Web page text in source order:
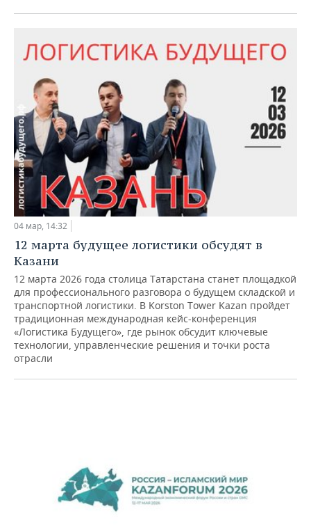
04 мар, 14:32
12 марта будущее логистики обсудят в
Казани
12 марта 2026 года cтолица Татарстана станет площадкой
для профессионального разговора о будущем складской и
транспортной логистики. В Korston Tower Kazan пройдет
традиционная международная кейс-конференция
«Логистика Будущего», где рынок обсудит ключевые
технологии, управленческие решения и точки роста
отрасли